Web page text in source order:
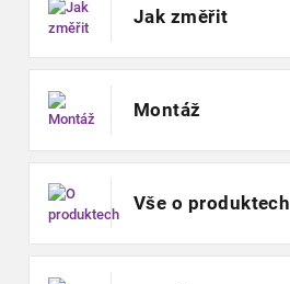
Jak změřit
Montáž
Vše o produktech